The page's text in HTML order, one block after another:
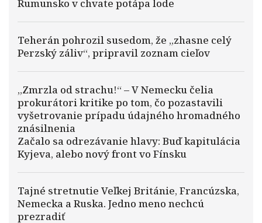
Rumunsko v chvate potápa lode
Teherán pohrozil susedom, že „zhasne celý
Perzský záliv“, pripravil zoznam cieľov
„Zmrzla od strachu!“ – V Nemecku čelia
prokurátori kritike po tom, čo pozastavili
vyšetrovanie prípadu údajného hromadného
znásilnenia
Začalo sa odrezávanie hlavy: Buď kapitulácia
Kyjeva, alebo nový front vo Fínsku
Tajné stretnutie Veľkej Británie, Francúzska,
Nemecka a Ruska. Jedno meno nechcú
prezradiť